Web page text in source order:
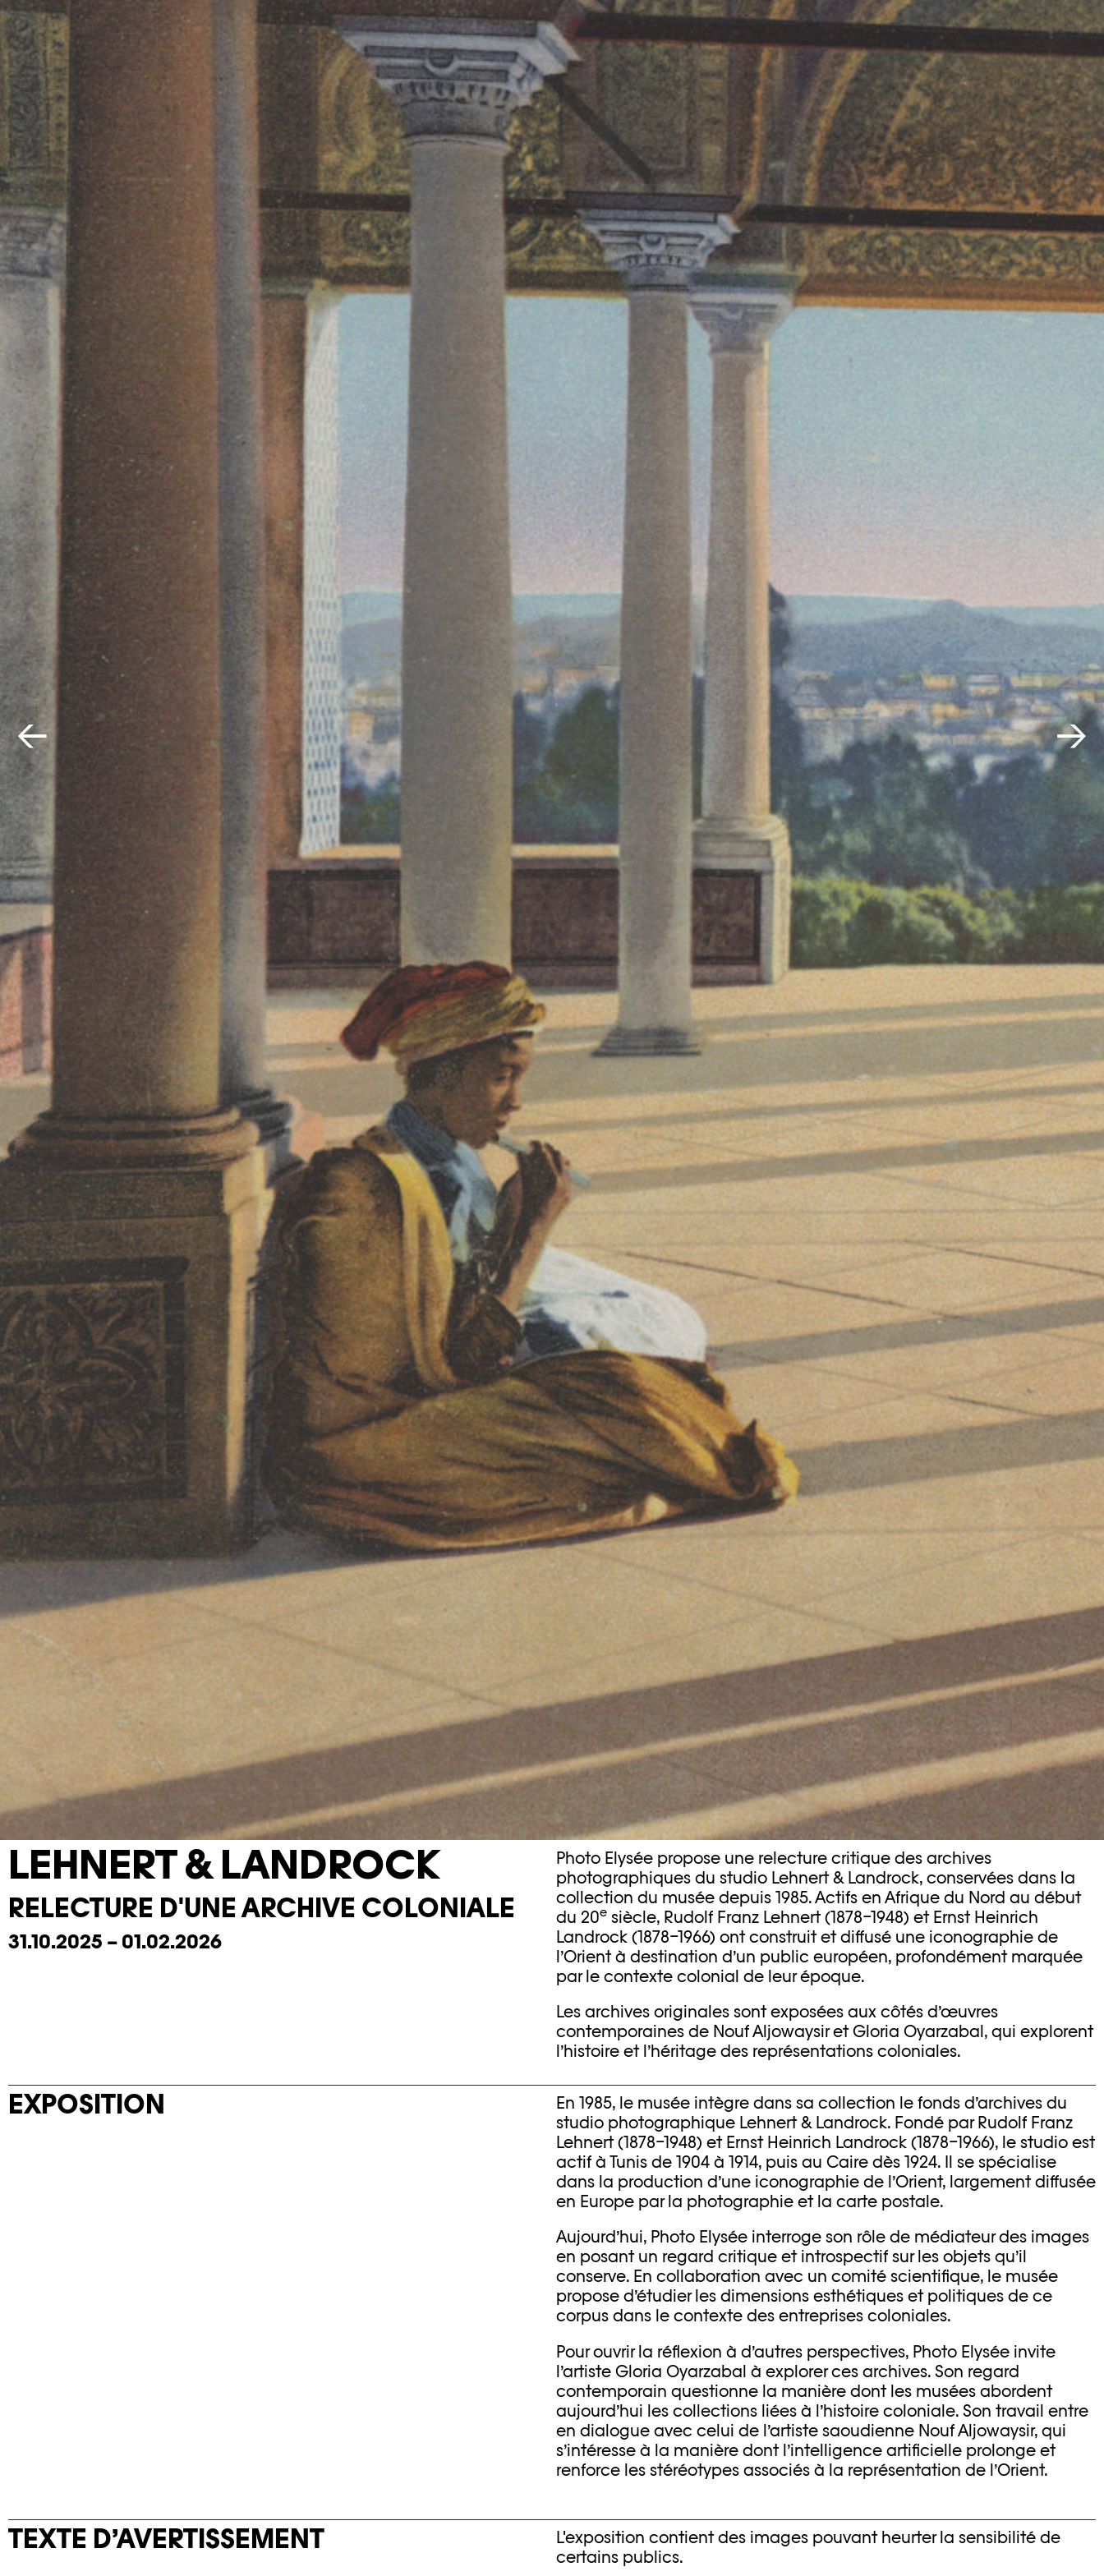
LEHNERT & LANDROCK
RELECTURE D'UNE ARCHIVE COLONIALE
31.10.2025 – 01.02.2026
Photo Elysée propose une relecture critique des archives
photographiques du studio Lehnert & Landrock, conservées dans la
collection du musée depuis 1985. Actifs en Afrique du Nord au début
du 20esiècle, Rudolf Franz Lehnert (1878–1948) et Ernst Heinrich
Landrock (1878–1966) ont construit et diffusé une iconographie de
l’Orient à destination d’un public européen, profondément marquée
par le contexte colonial de leur époque.
Les archives originales sont exposées aux côtés d’œuvres
contemporaines de Nouf Aljowaysir et Gloria Oyarzabal, qui explorent
l’histoire et l’héritage des représentations coloniales.
EXPOSITION
En 1985, le musée intègre dans sa collection le fonds d’archives du
studio photographique Lehnert & Landrock. Fondé par Rudolf Franz
Lehnert (1878–1948) et Ernst Heinrich Landrock (1878–1966), le studio est
actif à Tunis de 1904 à 1914, puis au Caire dès 1924. Il se spécialise
dans la production d’une iconographie de l’Orient, largement diffusée
en Europe par la photographie et la carte postale.
Aujourd’hui, Photo Elysée interroge son rôle de médiateur des images
en posant un regard critique et introspectif sur les objets qu’il
conserve. En collaboration avec un comité scientifique, le musée
propose d’étudier les dimensions esthétiques et politiques de ce
corpus dans le contexte des entreprises coloniales.
Pour ouvrir la réflexion à d’autres perspectives, Photo Elysée invite
l’artiste Gloria Oyarzabal à explorer ces archives. Son regard
contemporain questionne la manière dont les musées abordent
aujourd’hui les collections liées à l’histoire coloniale. Son travail entre
en dialogue avec celui de l’artiste saoudienne Nouf Aljowaysir, qui
s’intéresse à la manière dont l’intelligence artificielle prolonge et
renforce les stéréotypes associés à la représentation de l’Orient.
TEXTE D’AVERTISSEMENT
L'exposition contient des images pouvant heurter la sensibilité de
certains publics.